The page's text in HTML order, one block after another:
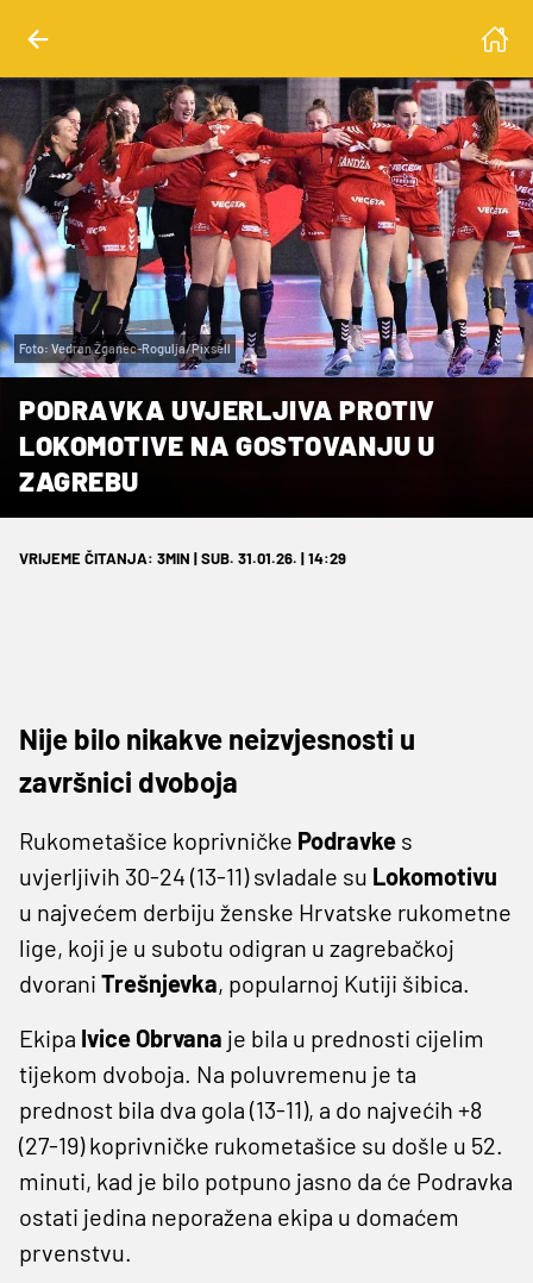
Foto: Vedran Žganec-Rogulja/Pixsell
PODRAVKA UVJERLJIVA PROTIV
LOKOMOTIVE NA GOSTOVANJU U
ZAGREBU
VRIJEME ČITANJA: 3MIN | SUB. 31.01.26. | 14:29
Nije bilo nikakve neizvjesnosti u
završnici dvoboja
Rukometašice koprivničke Podravke s
uvjerljivih 30-24 (13-11) svladale su Lokomotivu
u najvećem derbiju ženske Hrvatske rukometne
lige, koji je u subotu odigran u zagrebačkoj
dvorani Trešnjevka, popularnoj Kutiji šibica.
Ekipa Ivice Obrvana je bila u prednosti cijelim
tijekom dvoboja. Na poluvremenu je ta
prednost bila dva gola (13-11), a do najvećih +8
(27-19) koprivničke rukometašice su došle u 52.
minuti, kad je bilo potpuno jasno da će Podravka
ostati jedina neporažena ekipa u domaćem
prvenstvu.